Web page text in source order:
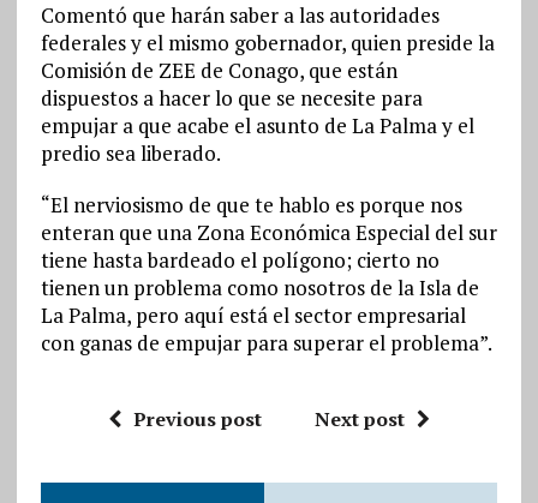
Comentó que harán saber a las autoridades
federales y el mismo gobernador, quien preside la
Comisión de ZEE de Conago, que están
dispuestos a hacer lo que se necesite para
empujar a que acabe el asunto de La Palma y el
predio sea liberado.
“El nerviosismo de que te hablo es porque nos
enteran que una Zona Económica Especial del sur
tiene hasta bardeado el polígono; cierto no
tienen un problema como nosotros de la Isla de
La Palma, pero aquí está el sector empresarial
con ganas de empujar para superar el problema”.
Previous post Next post